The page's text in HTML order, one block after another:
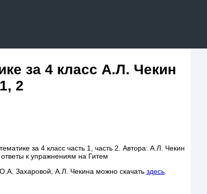
за 4 класс А.Л. Чекин
2
за 4 класс часть 1, часть 2. Автора: А.Л. Чекин
к упражнениям на Гитем
Захаровой, А.Л. Чекина можно скачать здесь.